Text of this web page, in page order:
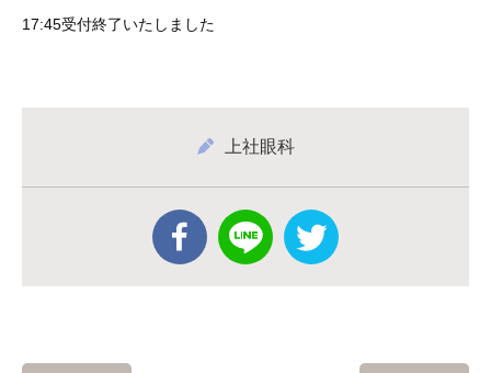
17:45受付終了いたしました
上社眼科